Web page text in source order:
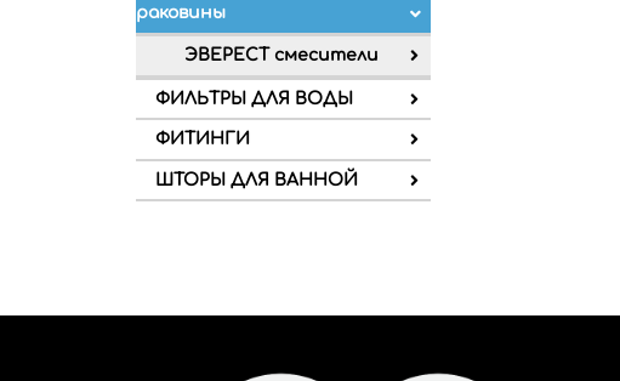
раковины
ЭВЕРЕСТ смесители
ФИЛЬТРЫ ДЛЯ ВОДЫ
ФИТИНГИ
ШТОРЫ ДЛЯ ВАННОЙ